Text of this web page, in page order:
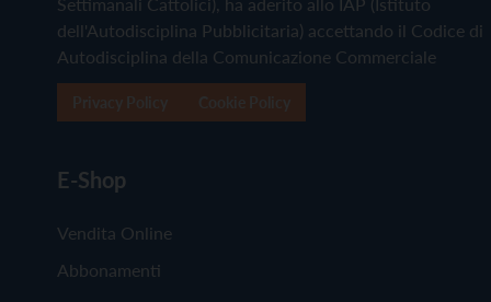
dell'Autodisciplina Pubblicitaria) accettando il Codice di
Autodisciplina della Comunicazione Commerciale
E-Shop
Vendita Online
Abbonamenti